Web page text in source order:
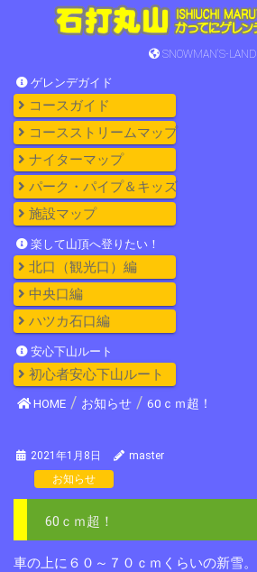
SNOWMAN'S-LAND
ゲレンデガイド
コースガイド
コースストリームマップ
ナイターマップ
パーク・パイプ＆キッズ
施設マップ
楽して山頂へ登りたい！
北口（観光口）編
中央口編
ハツカ石口編
安心下山ルート
初心者安心下山ルート
HOME お知らせ 60ｃｍ超！
2021年1月8日
master
お知らせ
60ｃｍ超！
車の上に６０～７０ｃｍくらいの新雪。